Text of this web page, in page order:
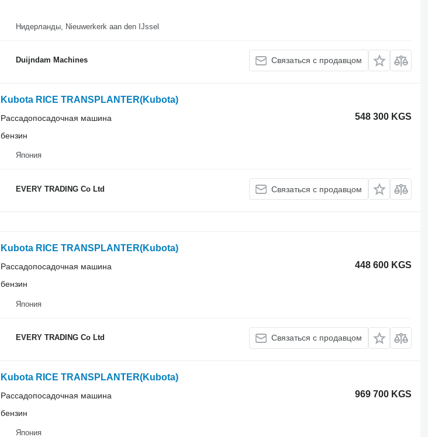
Нидерланды, Nieuwerkerk aan den IJssel
Duijndam Machines Связаться с продавцом
Kubota RICE TRANSPLANTER(Kubota)
548 300 KGS
Рассадопосадочная машина
бензин
Япония
EVERY TRADING Co Ltd Связаться с продавцом
Kubota RICE TRANSPLANTER(Kubota)
448 600 KGS
Рассадопосадочная машина
бензин
Япония
EVERY TRADING Co Ltd Связаться с продавцом
Kubota RICE TRANSPLANTER(Kubota)
969 700 KGS
Рассадопосадочная машина
бензин
Япония